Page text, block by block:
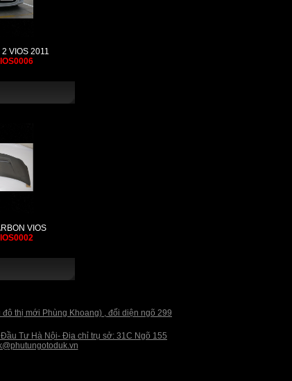
VIOS 2011
VIOS
thị mới Phùng Khoang) , đối diện ngõ 299
Tư Hà Nội- Địa chỉ trụ sở: 31C Ngõ 155